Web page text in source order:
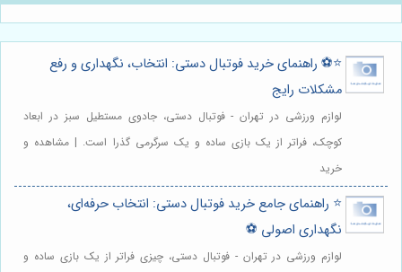
⭐️⚽️ راهنمای خرید فوتبال دستی: انتخاب، نگهداری و رفع
مشکلات رایج
لوازم ورزشی در تهران - فوتبال دستی، جادوی مستطیل سبز در ابعاد
کوچک، فراتر از یک بازی ساده و یک سرگرمی گذرا است. | مشاهده و
خرید
⭐️ راهنمای جامع خرید فوتبال دستی: انتخاب حرفه‌ای،
نگهداری اصولی ⚽️
لوازم ورزشی در تهران - فوتبال دستی، چیزی فراتر از یک بازی ساده و